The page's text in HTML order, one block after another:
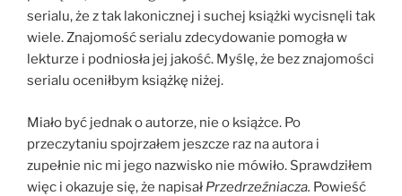
serialu, że z tak lakonicznej i suchej książki wycisnęli tak
wiele. Znajomość serialu zdecydowanie pomogła w
lekturze i podniosła jej jakość. Myślę, że bez znajomości
serialu oceniłbym książkę niżej.
Miało być jednak o autorze, nie o książce. Po
przeczytaniu spojrzałem jeszcze raz na autora i
zupełnie nic mi jego nazwisko nie mówiło. Sprawdziłem
więc i okazuje się, że napisał Przedrzeźniacza. Powieść